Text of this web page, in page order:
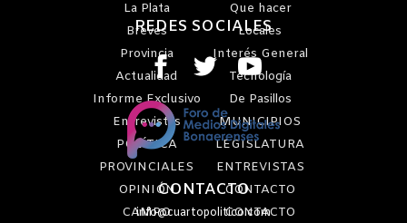
La Plata
Que hacer
Breves
Locales
Provincia
Interés General
Actualidad
Tecnología
Informe Exclusivo
De Pasillos
Entrevistas
MUNICIPIOS
POLÍTICA
LEGISLATURA
PROVINCIALES
ENTREVISTAS
OPINIÓN
CONTACTO
CAMPO
CONTACTO
REDES SOCIALES
CONTACTO
info@cuartopolitico.com